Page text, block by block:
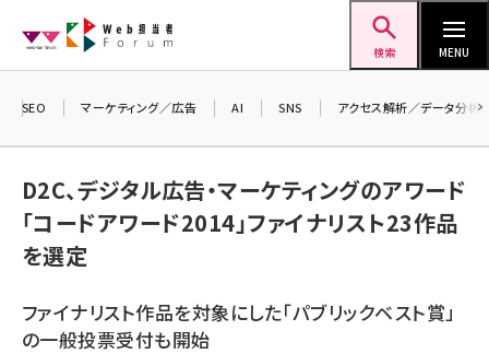
ン
検索 MENU
seo (3528)
youtube (2439)
SEO マーケティング／広告 AI SNS アクセス解析／データ分析
D2C、デジタル広告・マーケティングのアワード
「コードアワード2014」ファイナリスト23作品
を選定
ファイナリスト作品を対象にした「パブリックベスト賞」
の一般投票受付も開始
る